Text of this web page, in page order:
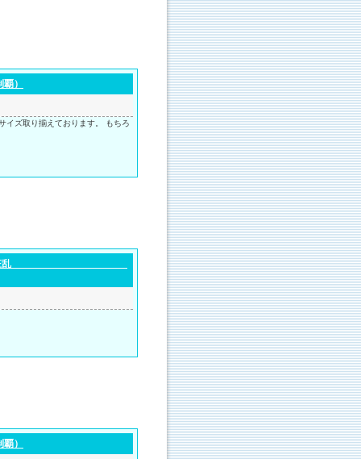
）
イズ取り揃えております。 もちろ
の顔） 猛虎狂乱
）